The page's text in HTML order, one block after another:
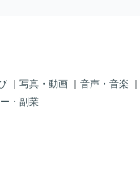
｜ 写真・動画 ｜ 音声・音楽 ｜
・副業